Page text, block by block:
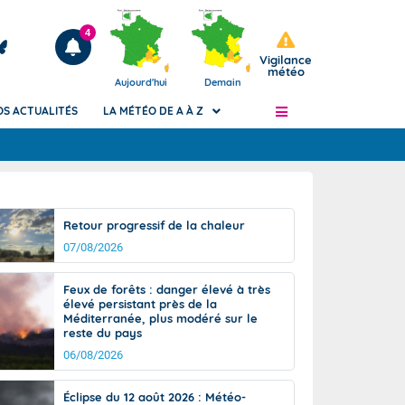
Articles
4
Aujourd'hui Demain
Vigilance
météo
de
Phénomènes dangereux de J+2 à J+7
Avertissement pluies intenses à l'échelle
des communes (Apic)
Bulletins Marine
Bulletins d'estimation du risque
d'avalanche
Météo des forêts
Vigicrues
ACTUALITÉS LA MÉTÉO DE A À Z
Retour progressif de la chaleur
07/08/2026
Feux de forêts : danger élevé à très
élevé persistant près de la
Méditerranée, plus modéré sur le
reste du pays
06/08/2026
Éclipse du 12 août 2026 : Météo-